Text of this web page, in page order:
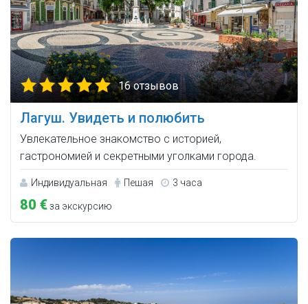
16 отзывов
Лагуш. Увидеть и полюбить
Увлекательное знакомство с историей,
гастрономией и секретными уголками города.
Индивидуальная Пешая 3 часа
80 €за экскурсию